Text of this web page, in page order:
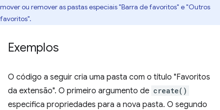
mover ou remover as pastas especiais "Barra de favoritos" e "Outros
favoritos".
Exemplos
O código a seguir cria uma pasta com o título "Favoritos
da extensão". O primeiro argumento de create()
especifica propriedades para a nova pasta. O segundo